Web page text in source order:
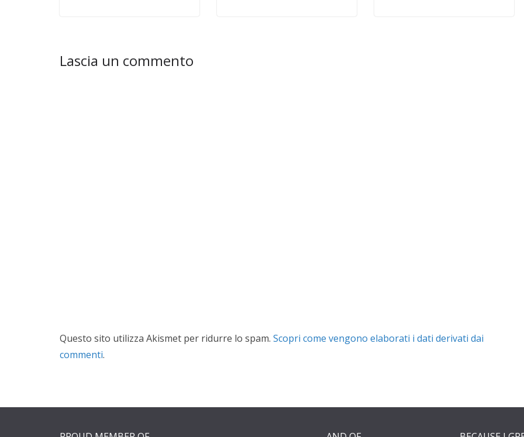
Lascia un commento
Questo sito utilizza Akismet per ridurre lo spam. Scopri come vengono elaborati i dati derivati dai
commenti.